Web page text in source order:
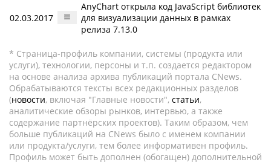
02.03.2017
AnyChart открыла код JavaScript библиотек
для визуализации данных в рамках
релиза 7.13.0
* Страница-профиль компании, системы (продукта или
услуги), технологии, персоны и т.п. создается редактором
на основе анализа архива публикаций портала CNews.
Обрабатываются тексты всех редакционных разделов
(новости, включая "Главные новости", статьи,
аналитические обзоры рынков, интервью, а также
содержание партнёрских проектов). Таким образом, чем
больше публикаций на CNews было с именем компании
или продукта/услуги, тем более информативен профиль.
Профиль может быть дополнен (обогащен) дополнительной